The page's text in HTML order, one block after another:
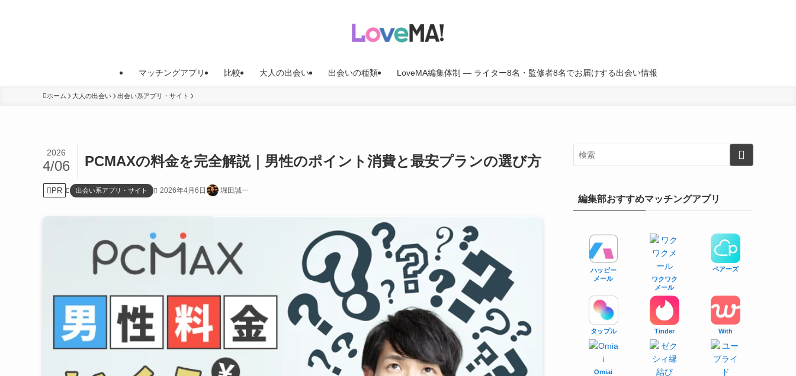
マッチングアプリ 比較 大人の出会い 出会いの種類 LoveMA編集体制 — ライター8名・監修者8名でお届けする出会い情報
ホーム 大人の出会い 出会い系アプリ・サイト
PCMAXの料金を完全解説｜男性のポイント消費と最安プランの選び方
2026
4/06
PR 出会い系アプリ・サイト 2026年4月6日 堀田誠一
編集部おすすめマッチングアプリ
ハッピー
メール
ワクワク
メール
ペアーズ
タップル Tinder With
Omiai